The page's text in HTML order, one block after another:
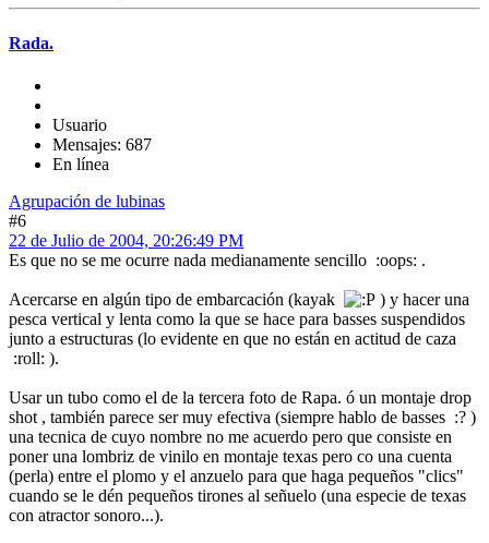
Rada.
Usuario
Mensajes: 687
En línea
Agrupación de lubinas
#6
22 de Julio de 2004, 20:26:49 PM
Es que no se me ocurre nada medianamente sencillo :oops: .
Acercarse en algún tipo de embarcación (kayak
) y hacer una
pesca vertical y lenta como la que se hace para basses suspendidos
junto a estructuras (lo evidente en que no están en actitud de caza
:roll: ).
Usar un tubo como el de la tercera foto de Rapa. ó un montaje drop
shot , también parece ser muy efectiva (siempre hablo de basses :? )
una tecnica de cuyo nombre no me acuerdo pero que consiste en
poner una lombriz de vinilo en montaje texas pero co una cuenta
(perla) entre el plomo y el anzuelo para que haga pequeños "clics"
cuando se le dén pequeños tirones al señuelo (una especie de texas
con atractor sonoro...).